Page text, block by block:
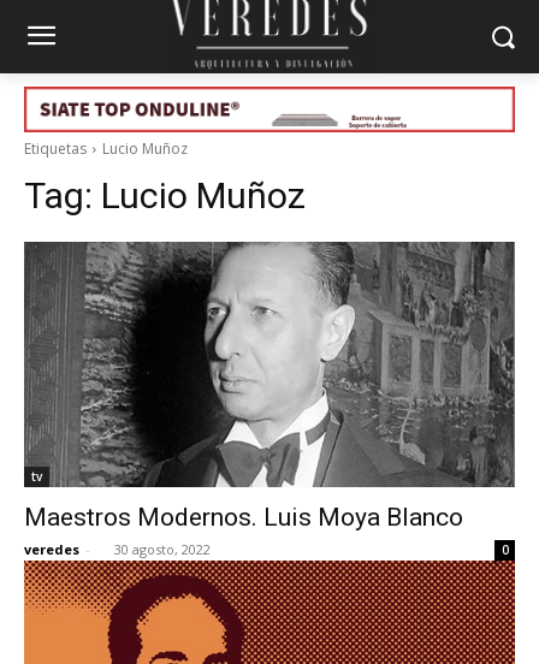
Etiquetas Lucio Muñoz
Tag: Lucio Muñoz
tv
Maestros Modernos. Luis Moya Blanco
veredes - 30 agosto, 2022 0